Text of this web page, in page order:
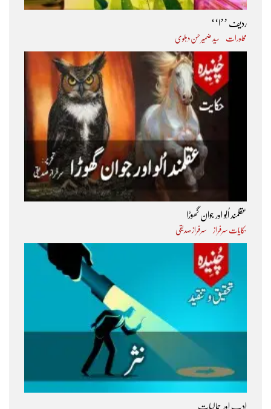
ردیف ’’ا‘‘
محاورات سید ضمیر حسن دہلوی
عقلمند اُلّو اور جوان گھوڑا
حکایات سرفراز سرفراز صدیقی
ادب اور جمالیات